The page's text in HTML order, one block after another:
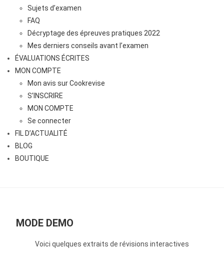
Sujets d’examen
FAQ
Décryptage des épreuves pratiques 2022
Mes derniers conseils avant l’examen
ÉVALUATIONS ÉCRITES
MON COMPTE
Mon avis sur Cookrevise
S’INSCRIRE
MON COMPTE
Se connecter
FIL D’ACTUALITÉ
BLOG
BOUTIQUE
MODE DEMO
Voici quelques extraits de révisions interactives